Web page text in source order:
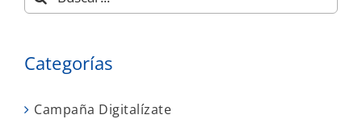
Categorías
Campaña Digitalízate